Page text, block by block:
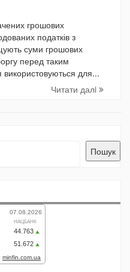
грошових
податків з
суми грошових
перед таким
для...
Читати далi
Пошук